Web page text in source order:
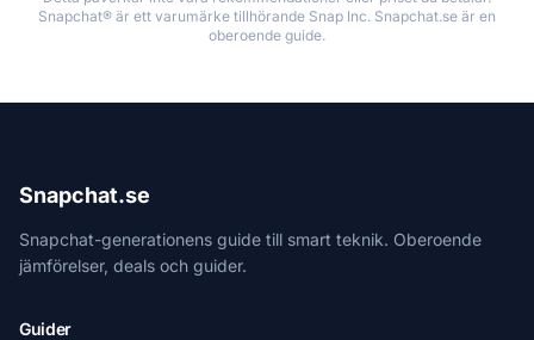
Snapchat® är ett varumärke tillhörande Snap Inc. Snapchat.se är en
oberoende guide.
Snapchat.se
Snapchat-generationens guide till smart teknik. Oberoende
jämförelser, deals och guider.
Guider